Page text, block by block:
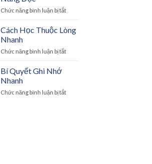
Quả
Chức năng bình luận bị tắtở
Rèn
Luyện
Năng
Cách Học Thuộc Lòng
Nhanh
Chức năng bình luận bị tắtở
Nhanh
Bí Quyết Ghi Nhớ
Nhanh
Chức năng bình luận bị tắtở